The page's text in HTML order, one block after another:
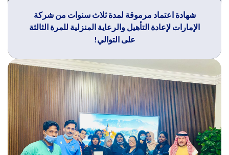
شهادة اعتماد مرموقة لمدة ثلاث سنوات من شركة
الإمارات لإعادة التأهيل والرعاية المنزلية للمرة الثالثة
على التوالي!